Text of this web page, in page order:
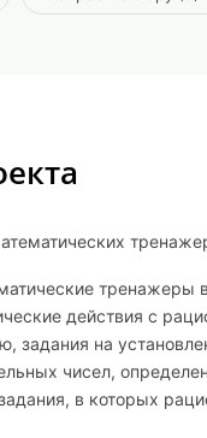
тренажеры
действия с
задания на
чисел,
в которых